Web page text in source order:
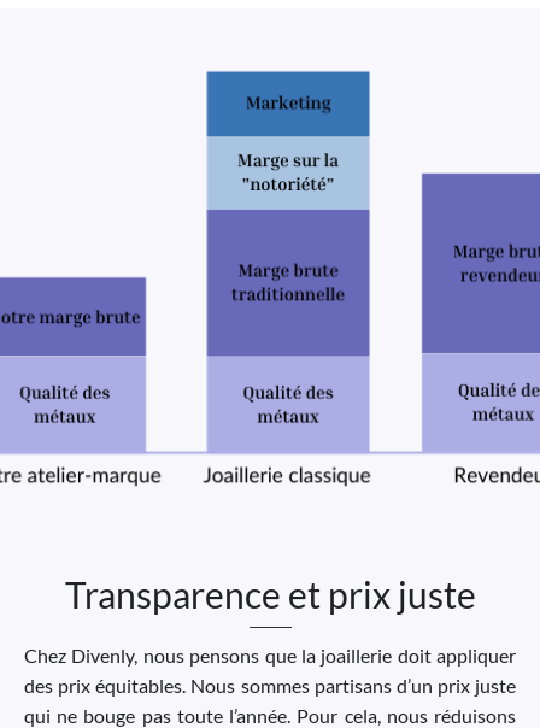
Transparence et prix juste
Chez Divenly, nous pensons que la joaillerie doit appliquer
des prix équitables. Nous sommes partisans d’un prix juste
qui ne bouge pas toute l’année. Pour cela, nous réduisons